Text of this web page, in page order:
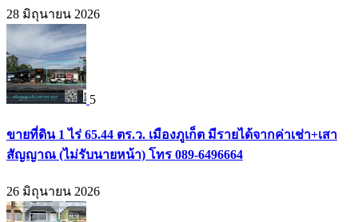
28 มิถุนายน 2026
5
ขายที่ดิน 1 ไร่ 65.44 ตร.ว. เมืองภูเก็ต มีรายได้จากค่าเช่า+เสา
สัญญาณ (ไม่รับนายหน้า) โทร 089-6496664
26 มิถุนายน 2026